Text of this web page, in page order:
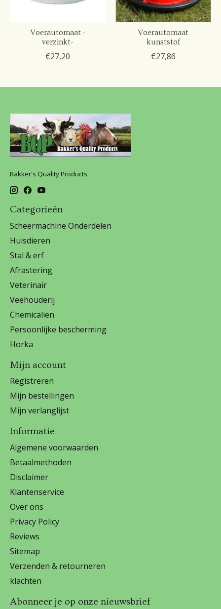
Voerautomaat -
verzinkt-
€27,20
Voerautomaat
kunststof
€27,86
Bakker's Quality Products.
Categorieën
Scheermachine Onderdelen
Huisdieren
Stal & erf
Afrastering
Veterinair
Veehouderij
Chemicalien
Persoonlijke bescherming
Horka
Mijn account
Registreren
Mijn bestellingen
Mijn verlanglijst
Informatie
Algemene voorwaarden
Betaalmethoden
Disclaimer
Klantenservice
Over ons
Privacy Policy
Reviews
Sitemap
Verzenden & retourneren
klachten
Abonneer je op onze nieuwsbrief